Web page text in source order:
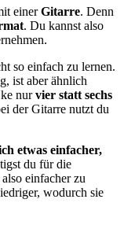
einerGitarre. Denn
. Du kannst also
so einfach zu lernen.
ist aber ähnlich
nurvier statt sechs
der Gitarre nutzt du
etwas einfacher,
du für die
einfacher zu
wodurch sie